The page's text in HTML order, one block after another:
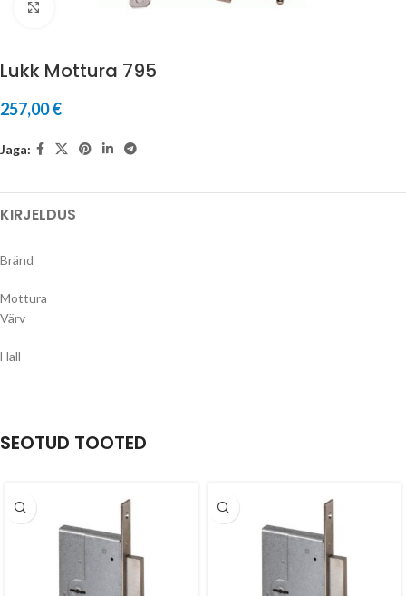
Lukk Mottura 795
257,00€
Jaga:
KIRJELDUS
Bränd
Mottura
Värv
Hall
SEOTUD TOOTED